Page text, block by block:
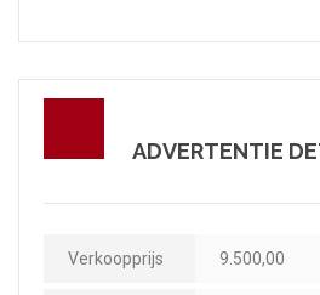
ADVERTENTIE
Verkoopprijs 9.500,00